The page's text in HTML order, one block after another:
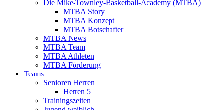
Die Mike-Townley-Basketball-Academy (MTBA)
MTBA Story
MTBA Konzept
MTBA Botschafter
MTBA News
MTBA Team
MTBA Athleten
MTBA Förderung
Teams
Senioren Herren
Herren 5
Trainingszeiten